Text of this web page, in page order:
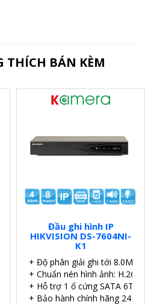
THÍCH BÁN KÈM
Đầu ghi hình IP
HIKVISION DS-7604NI-
K1
+ Độ phân giải ghi tới 8.0MP.
+ Chuẩn nén hình ảnh: H.265.
+ Hỗ trợ 1 ổ cứng SATA 6TB.
+ Bảo hành chính hãng 24